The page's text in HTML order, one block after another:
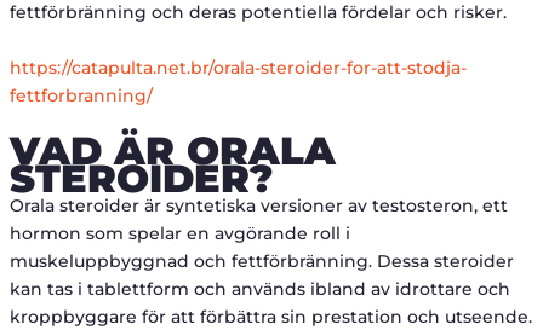
fettförbränning och deras potentiella fördelar och risker.
https://catapulta.net.br/orala-steroider-for-att-stodja-
fettforbranning/
VAD ÄR ORALA
STEROIDER?
Orala steroider är syntetiska versioner av testosteron, ett
hormon som spelar en avgörande roll i
muskeluppbyggnad och fettförbränning. Dessa steroider
kan tas i tablettform och används ibland av idrottare och
kroppbyggare för att förbättra sin prestation och utseende.